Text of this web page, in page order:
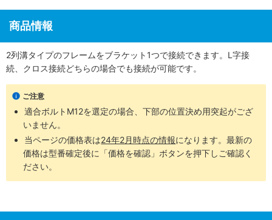
商品情報
2列溝タイプのフレームをブラケット1つで接続できます。L字接
続、クロス接続どちらの場合でも接続が可能です。
ご注意
適合ボルトM12を選定の場合、下部の位置決め用突起がござ
いません。
当ページの価格表は24年2月時点の情報になります。最新の
価格は型番確定後に「価格を確認」ボタンを押下しご確認く
ださい。